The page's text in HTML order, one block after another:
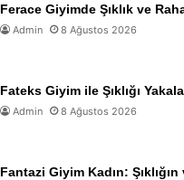
Ferace Giyimde Şıklık ve
Admin 8 Ağustos 2026
Fateks Giyim ile Şıklığı
Admin 8 Ağustos 2026
Fantazi Giyim Kadın: